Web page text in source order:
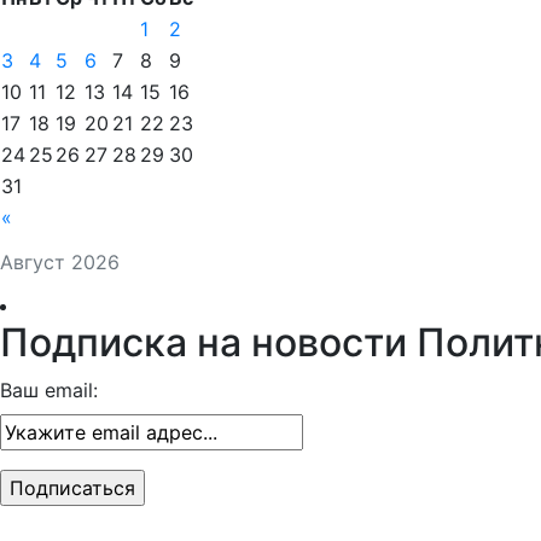
Август 2026
«
1
2
3
4 5 6 7 8
9
10 11 12 13 14 15 16
17 18 19 20 21 22 23
24 25 26 27 28 29 30
31
Подписка на новости
Ваш email: